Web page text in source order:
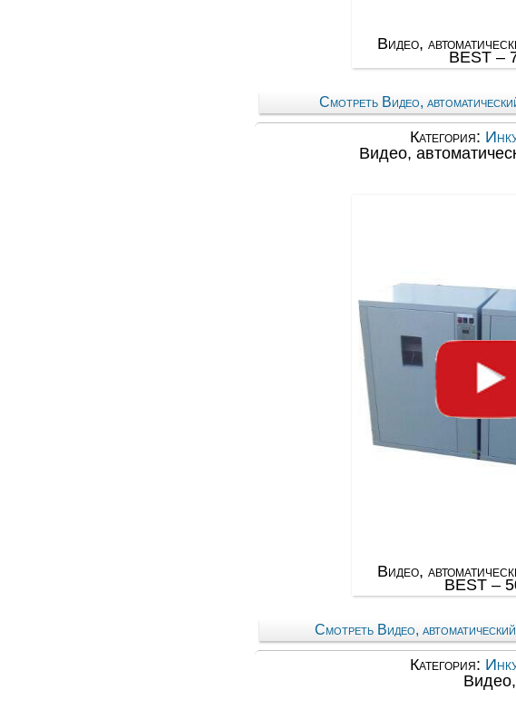
Видео,
BEST –
Смотреть Видео,
Категория:
Видео,
Видео,
BEST –
Смотреть Видео,
Категория: